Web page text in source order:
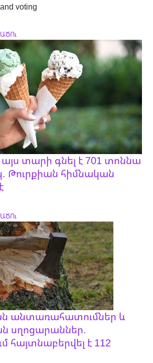
voting
տարի գնել է 701 տոննա
հիմնական
անտառահատումներ և
սղոցարաններ.
հայտնաբերվել է 112